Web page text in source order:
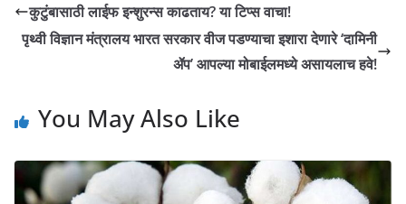
कुटुंबासाठी लाईफ इन्शुरन्स काढताय? या टिप्स वाचा!
पृथ्वी विज्ञान मंत्रालय भारत सरकार वीज पडण्याचा इशारा देणारे ‘दामिनी
ॲप’ आपल्या मोबाईलमध्ये असायलाच हवे!
You May Also Like